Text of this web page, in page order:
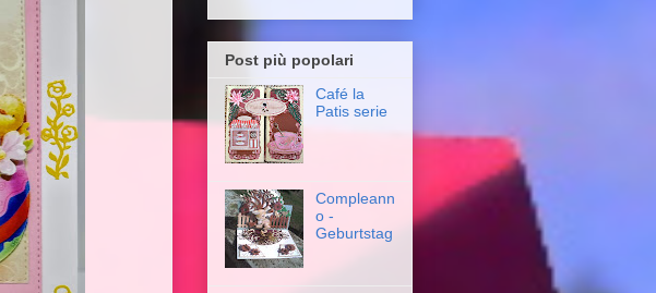
Post più popolari
Café la
Patis serie
Compleann
o -
Geburtstag